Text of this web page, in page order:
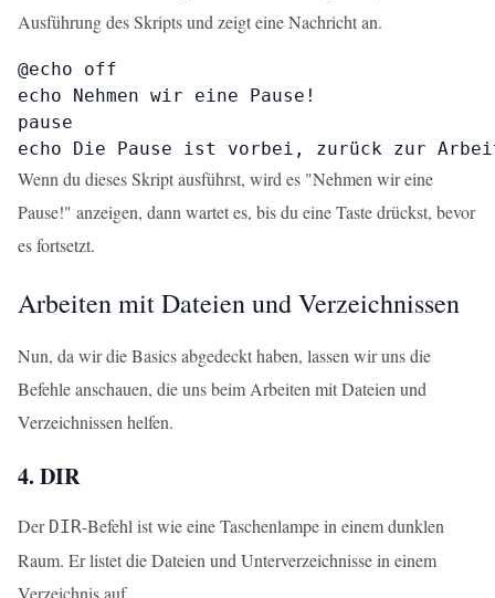
Ausführung des Skripts und zeigt eine Nachricht an.
@echo off
echo Nehmen wir eine Pause!
pause
echo Die Pause ist vorbei, zurück zur
Wenn du dieses Skript ausführst, wird es "Nehmen wir eine
Pause!" anzeigen, dann wartet es, bis du eine Taste drückst, bevor
es fortsetzt.
Arbeiten mit Dateien und Verzeichnissen
Nun, da wir die Basics abgedeckt haben, lassen wir uns die
Befehle anschauen, die uns beim Arbeiten mit Dateien und
Verzeichnissen helfen.
4. DIR
Der DIR-Befehl ist wie eine Taschenlampe in einem dunklen
Raum. Er listet die Dateien und Unterverzeichnisse in einem
Verzeichnis auf.